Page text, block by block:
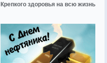
Крепкого здоровья на всю жизнь